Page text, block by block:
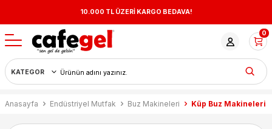
10.000 TL ÜZERİ KARGO BEDAVA!
0
Anasayfa Endüstriyel Mutfak Buz Makineleri Küp Buz Makineleri